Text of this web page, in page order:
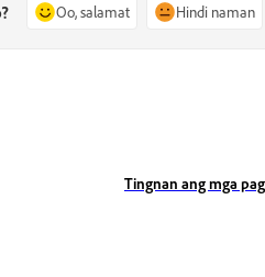
Oo, salamat Hindi naman
Tingnan ang mga